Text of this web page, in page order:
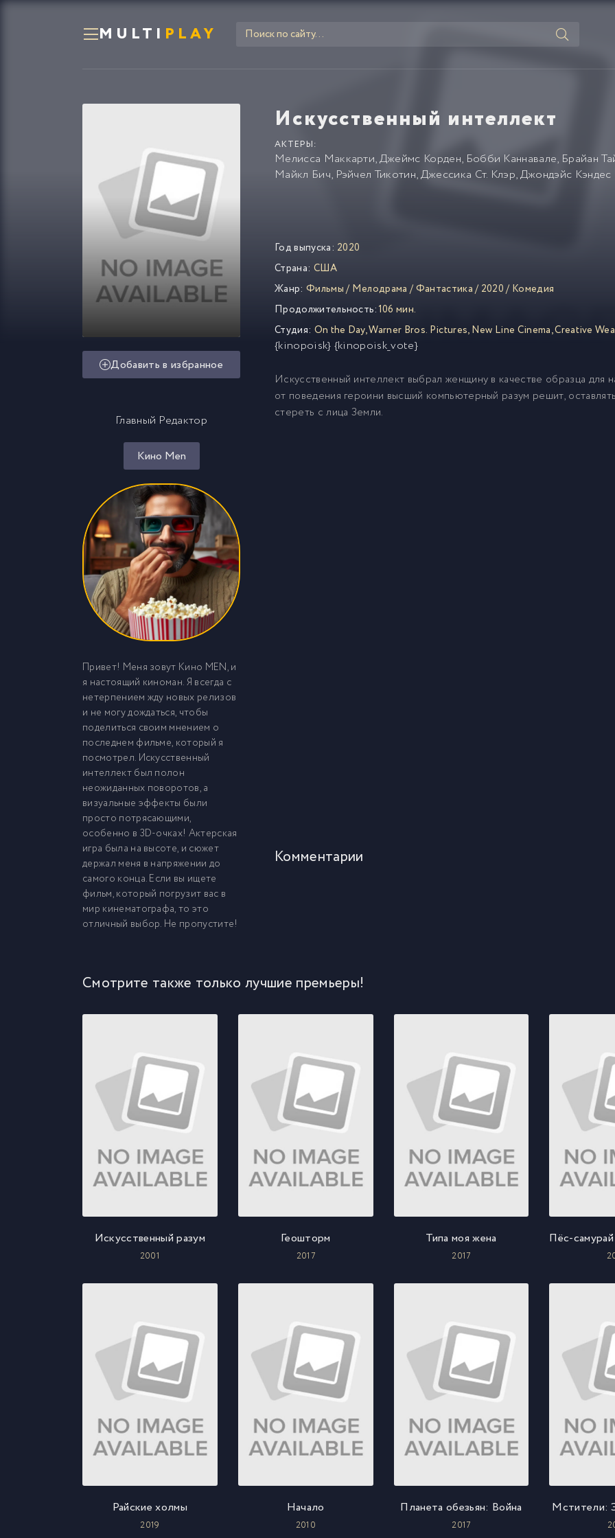
MULTI PLAY
Искусственный интеллект
АКТЕРЫ:
Мелисса Маккарти,Джеймс Корден, Бобби Каннавале, Брайан
Майкл Бич, Рэйчел Тикотин,Джессика Ст. Клэр,Джондэйс Кэндес
Добавить в избранное
Главный Редактор
Кино Men
Привет! Меня зовут Кино MEN, и
я настоящий киноман. Я всегда с
нетерпением жду новых релизов
и не могу дождаться, чтобы
поделиться своим мнением о
последнем фильме, который я
посмотрел. Искусственный
интеллект был полон
неожиданных поворотов, а
визуальные эффекты были
просто потрясающими,
особенно в 3D-очках! Актерская
игра была на высоте, и сюжет
держал меня в напряжении до
самого конца. Если вы ищете
фильм, который погрузит вас в
мир кинематографа, то это
отличный выбор. Не пропустите!
Год выпуска: 2020
Страна: США
Жанр: Фильмы/ Мелодрама /Фантастика/ 2020/ Комедия
Продолжительность:106 мин.
Студия: On the Day,Warner Bros. Pictures,New Line Cinema,Creative
{kinopoisk} {kinopoisk_vote}
Искусственный интеллект выбрал женщину в качестве образца для
от поведения героини высший компьютерный разум решит,
стереть с лица Земли.
Комментарии
Смотрите также только лучшие премьеры!
Искусственный разум
2001
Геошторм
2017
Типа моя жена
2017
Райские холмы
2019
Начало
2010
Планета обезьян: Война
2017
Мстители: